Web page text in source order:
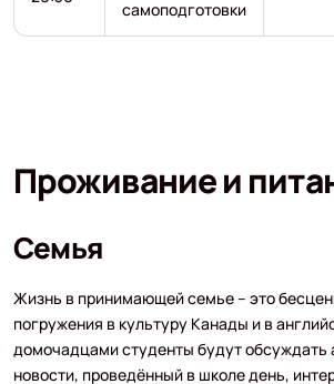
самоподготовки
Проживание и
Семья
Жизнь в принимающей семье – это
погружения в культуру Канады и в
домочадцами студенты будут обсуждать
новости, проведённый в школе день,